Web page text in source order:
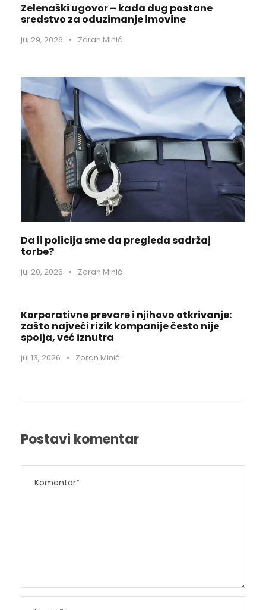
Zelenaški ugovor – kada dug postane
sredstvo za oduzimanje imovine
jul 29, 2026 • Zoran Minić
Da li policija sme da pregleda sadržaj
torbe?
jul 20, 2026 • Zoran Minić
Korporativne prevare i njihovo otkrivanje:
zašto najveći rizik kompanije često nije
spolja, već iznutra
jul 13, 2026 • Zoran Minić
Postavi komentar